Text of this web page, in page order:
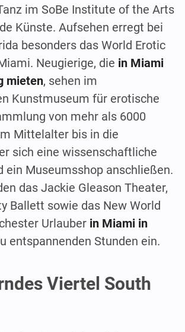
im SoBe Institute of the Arts
Künste. Aufsehen erregt bei
besonders das World Erotic
Neugierige, die in Miami
mieten, sehen im
Kunstmuseum für erotische
von mehr als 6000
Mittelalter bis in die
sich eine wissenschaftliche
ein Museumsshop anschließen.
das Jackie Gleason Theater,
Ballett sowie das New World
Urlauber in Miami in
entspannenden Stunden ein.
Viertel South